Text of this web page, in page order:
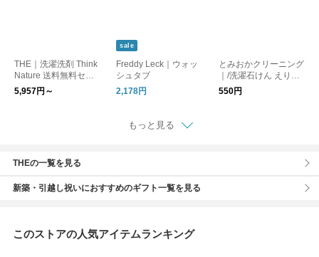
THE｜洗濯洗剤 Think
Nature 送料無料セッ
ト
5,957円～
sale
Freddy Leck｜ウォッ
シュタブ
2,178円
とみおかクリーニング
｜/洗濯石けん えりそ
で用
550円
もっと見る
THEの一覧を見る
新築・引越し祝いにおすすめのギフト一覧を見る
このストアの人気アイテムランキング